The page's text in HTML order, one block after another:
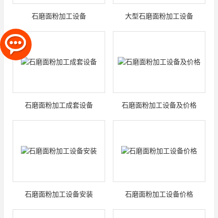
石磨面粉加工设备 大型石磨面粉加工设备
石磨面粉加工成套设备 石磨面粉加工设备及价格
石磨面粉加工设备安装 石磨面粉加工设备价格